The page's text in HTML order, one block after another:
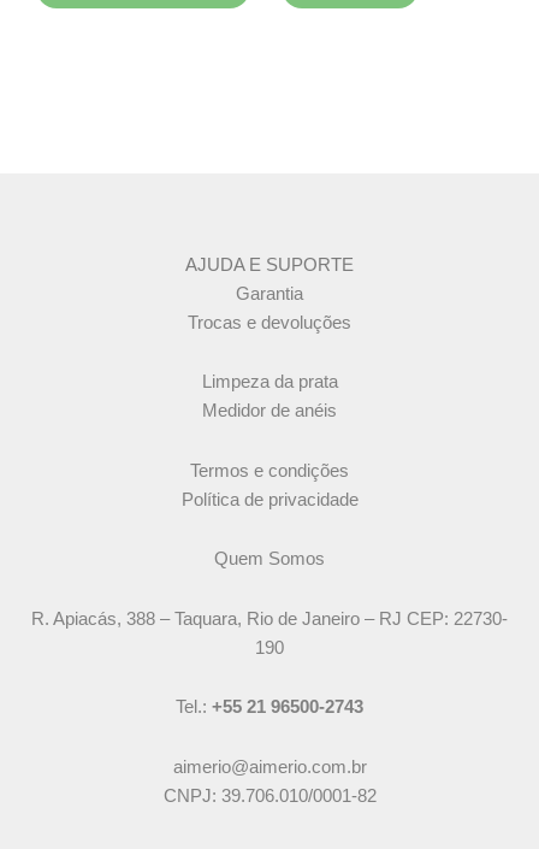
AJUDA E SUPORTE
Garantia
Trocas e devoluções
Limpeza da prata
Medidor de anéis
Termos e condições
Política de privacidade
Quem Somos
R. Apiacás, 388 – Taquara, Rio de Janeiro – RJ CEP: 22730-
190
Tel.: +55 21 96500-2743
aimerio@aimerio.com.br
CNPJ: 39.706.010/0001-82